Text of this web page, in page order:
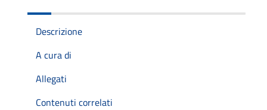
Descrizione
A cura di
Allegati
Contenuti correlati